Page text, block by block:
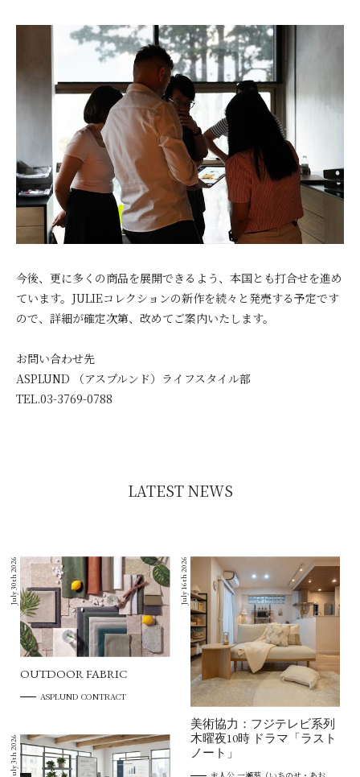
今後、更に多くの商品を展開できるよう、本国とも打合せを進め
ています。JULIEコレクションの新作を続々と発売する予定です
ので、詳細が確定次第、改めてご案内いたします。
お問い合わせ先
ASPLUND （アスプルンド）ライフスタイル部
TEL.03-3769-0788
LATEST NEWS
July 30th 2026
OUTDOOR FABRIC
ASPLUND CONTRACT
July 16th 2026
美術協力：フジテレビ系列
木曜夜10時 ドラマ「ラスト
ノート」
July 3th 2026